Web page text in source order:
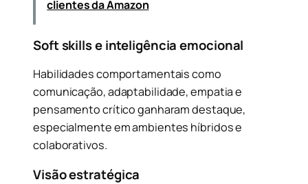
clientes da Amazon
Soft skills e inteligência emocional
Habilidades comportamentais como
comunicação, adaptabilidade, empatia e
pensamento crítico ganharam destaque,
especialmente em ambientes híbridos e
colaborativos.
Visão estratégica